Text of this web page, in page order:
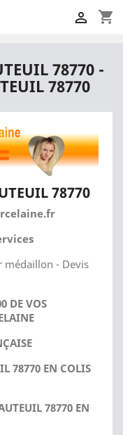
shopping_cart

78770 -
78770
78770
médaillon - Devis
DE VOS
78770 EN COLIS
78770 EN